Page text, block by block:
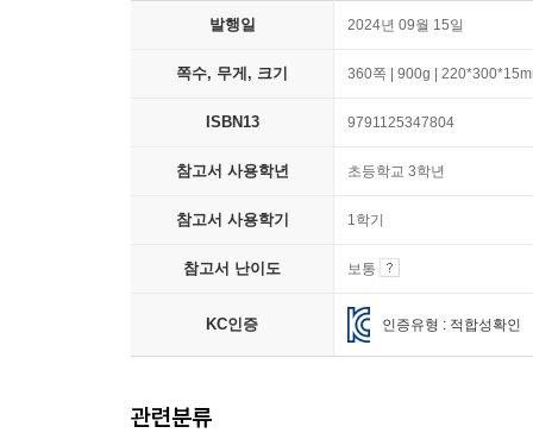
발행일 2024년 09월 15일
쪽수, 무게, 크기 360쪽 | 900g |
ISBN13 9791125347804
참고서 사용학년 초등학교 3학년
참고서 사용학기 1학기
참고서 난이도 보통
KC인증 인증유형 : 적합성확인
관련분류